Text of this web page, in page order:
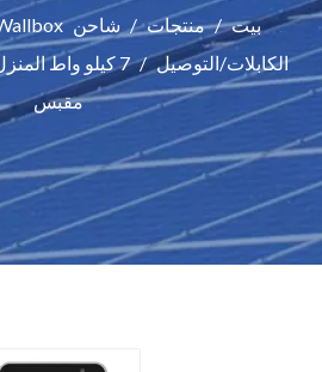
بيت / منتجات / شاحن EV
الكابلات/التوصيل /
مقبس